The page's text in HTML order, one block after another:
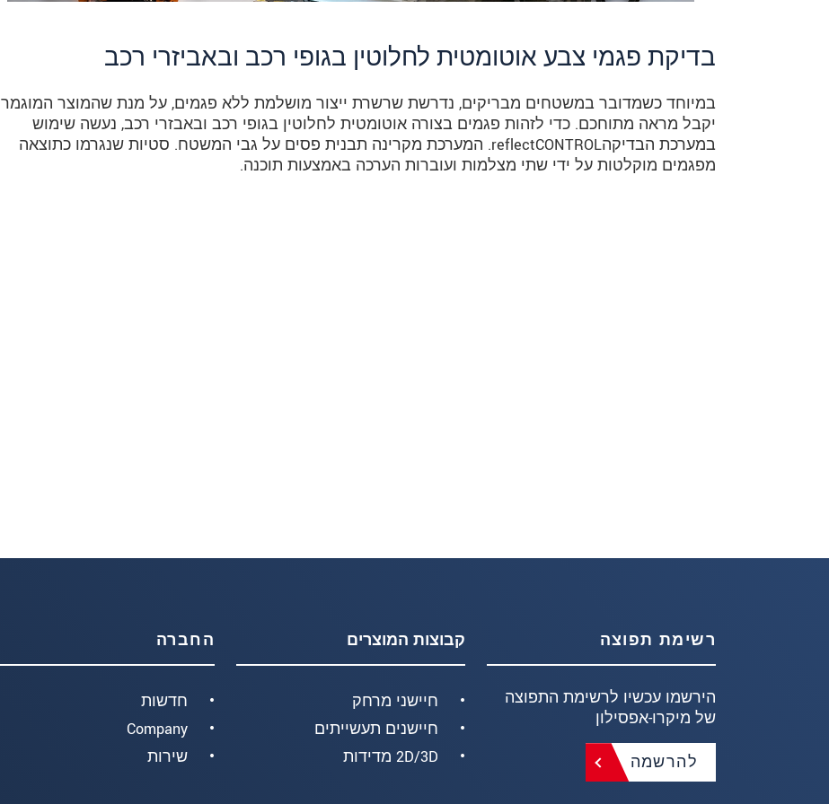
בדיקת פגמי צבע אוטומטית לחלוטין בגופי רכב ובאביזרי רכב
במיוחד כשמדובר במשטחים מבריקים, נדרשת שרשרת ייצור מושלמת ללא פגמים, על מנת שהמוצר המוגמר
יקבל מראה מתוחכם. כדי לזהות פגמים בצורה אוטומטית לחלוטין בגופי רכב ובאבזרי רכב, נעשה שימוש
במערכת הבדיקהreflectCONTROL. המערכת מקרינה תבנית פסים על גבי המשטח. סטיות שנגרמו כתוצאה
מפגמים מוקלטות על ידי שתי מצלמות ועוברות הערכה באמצעות תוכנה.
רשימת תפוצה
הירשמו עכשיו לרשימת התפוצה
של מיקרו-אפסילון
להרשמה
קבוצות המוצרים
חיישני מרחק
חיישנים תעשייתים
2D/3D מדידות
החברה
חדשות
Company
שירות